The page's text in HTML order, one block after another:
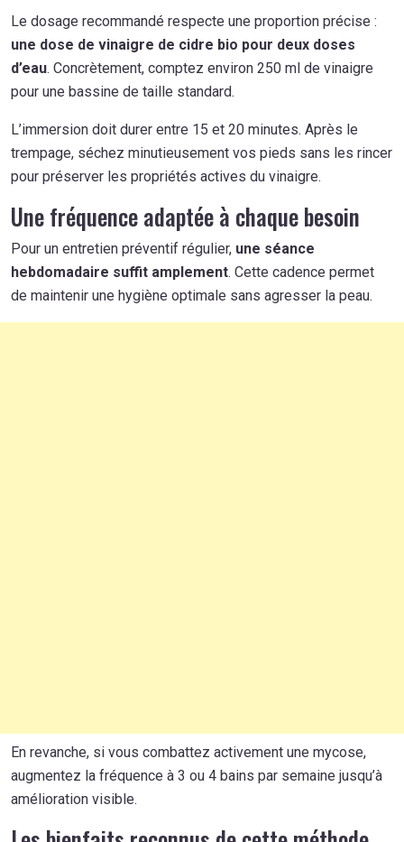
Le dosage recommandé respecte une proportion précise :
une dose de vinaigre de cidre bio pour deux doses
d’eau. Concrètement, comptez environ 250 ml de vinaigre
pour une bassine de taille standard.
L’immersion doit durer entre 15 et 20 minutes. Après le
trempage, séchez minutieusement vos pieds sans les rincer
pour préserver les propriétés actives du vinaigre.
Une fréquence adaptée à chaque besoin
Pour un entretien préventif régulier, une séance
hebdomadaire suffit amplement. Cette cadence permet
de maintenir une hygiène optimale sans agresser la peau.
En revanche, si vous combattez activement une mycose,
augmentez la fréquence à 3 ou 4 bains par semaine jusqu’à
amélioration visible.